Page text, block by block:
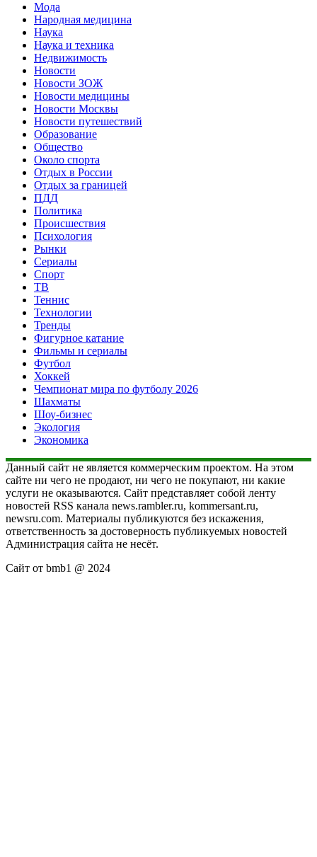
Мода
Народная медицина
Наука
Наука и техника
Недвижимость
Новости
Новости ЗОЖ
Новости медицины
Новости Москвы
Новости путешествий
Образование
Общество
Около спорта
Отдых в России
Отдых за границей
ПДД
Политика
Происшествия
Психология
Рынки
Сериалы
Спорт
ТВ
Теннис
Технологии
Тренды
Фигурное катание
Фильмы и сериалы
Футбол
Хоккей
Чемпионат мира по футболу 2026
Шахматы
Шоу-бизнес
Экология
Экономика
Данный сайт не является коммерческим проектом. На этом
сайте ни чего не продают, ни чего не покупают, ни какие
услуги не оказываются. Сайт представляет собой ленту
новостей RSS канала news.rambler.ru, kommersant.ru,
newsru.com. Материалы публикуются без искажения,
ответственность за достоверность публикуемых новостей
Администрация сайта не несёт.
Сайт от bmb1 @ 2024